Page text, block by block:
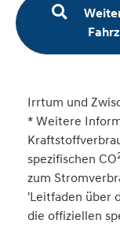
Irrtum und
* Weitere
spezifischen CO
zum
'Leitfaden über
die offiziellen